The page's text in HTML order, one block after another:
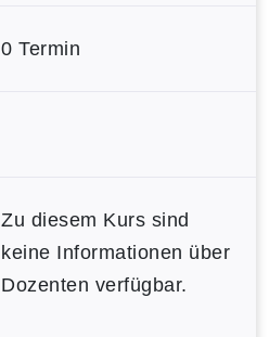
0 Termin
Zu diesem Kurs sind
keine Informationen über
Dozenten verfügbar.